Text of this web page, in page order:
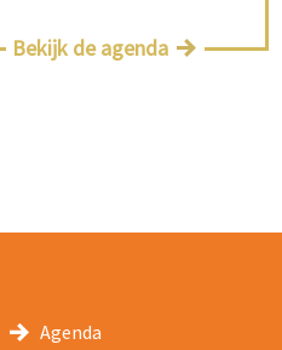
Bekijk de agenda
Agenda